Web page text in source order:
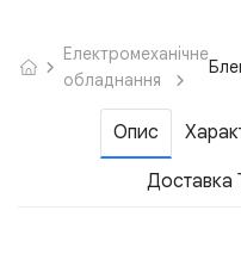
Електромеханічне
обладнання
Опис
Доставка